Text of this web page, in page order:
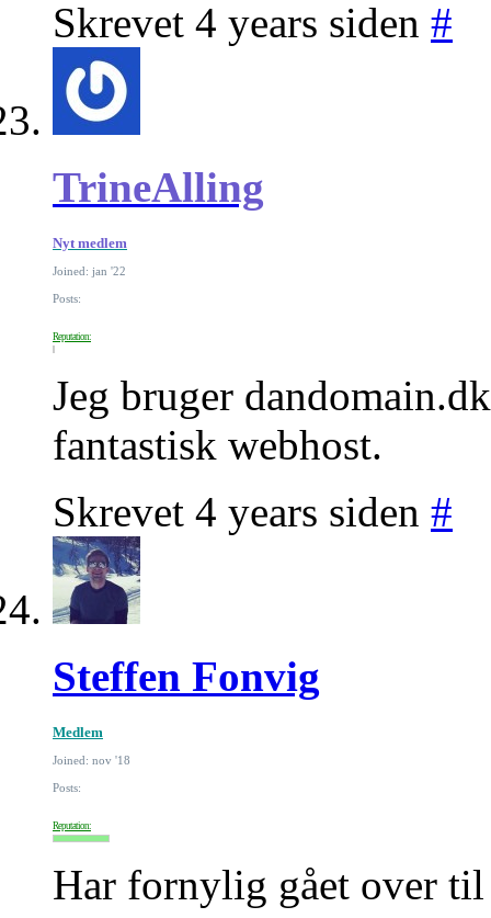
Skrevet 4 years siden #
TrineAlling
Nyt medlem
Joined: jan '22
Posts:
Reputation:
Jeg bruger
fantastisk webhost.
Skrevet 4 years siden #
Steffen Fonvig
Medlem
Joined: nov '18
Posts:
Reputation:
Har fornylig gået over